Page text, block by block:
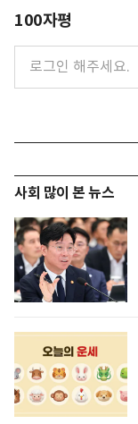
100자평
사회 많이 본 뉴스